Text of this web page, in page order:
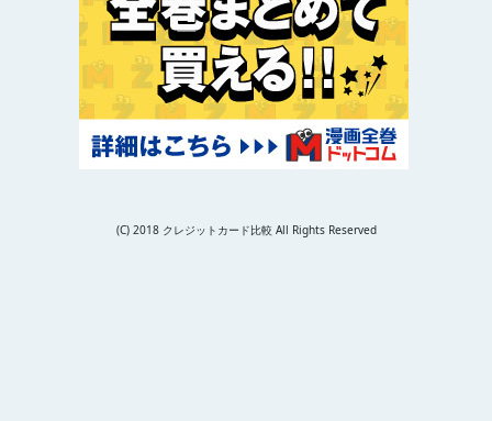
(C) 2018 クレジットカード比較 All Rights Reserved